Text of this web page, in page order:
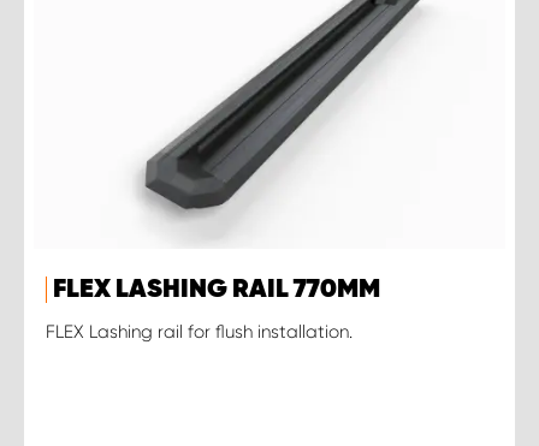
FLEX LASHING RAIL 770MM
FLEX Lashing rail for flush installation.